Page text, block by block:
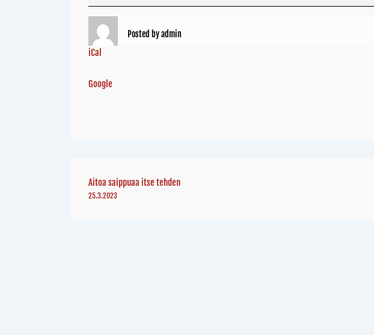
Posted byadmin
iCal
Google
Aitoa saippuaa itse tehden
25.3.2023